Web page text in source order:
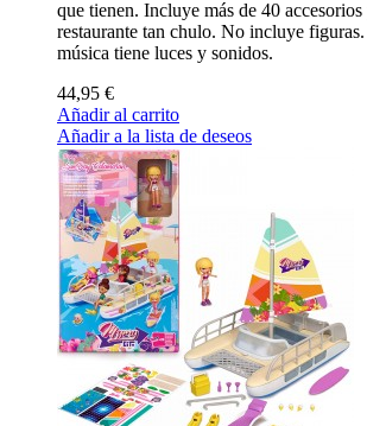
que tienen. Incluye más de 40 accesorios
restaurante tan chulo. No incluye
música tiene luces y sonidos.
44,95 €
Añadir al carrito
Añadir a la lista de deseos